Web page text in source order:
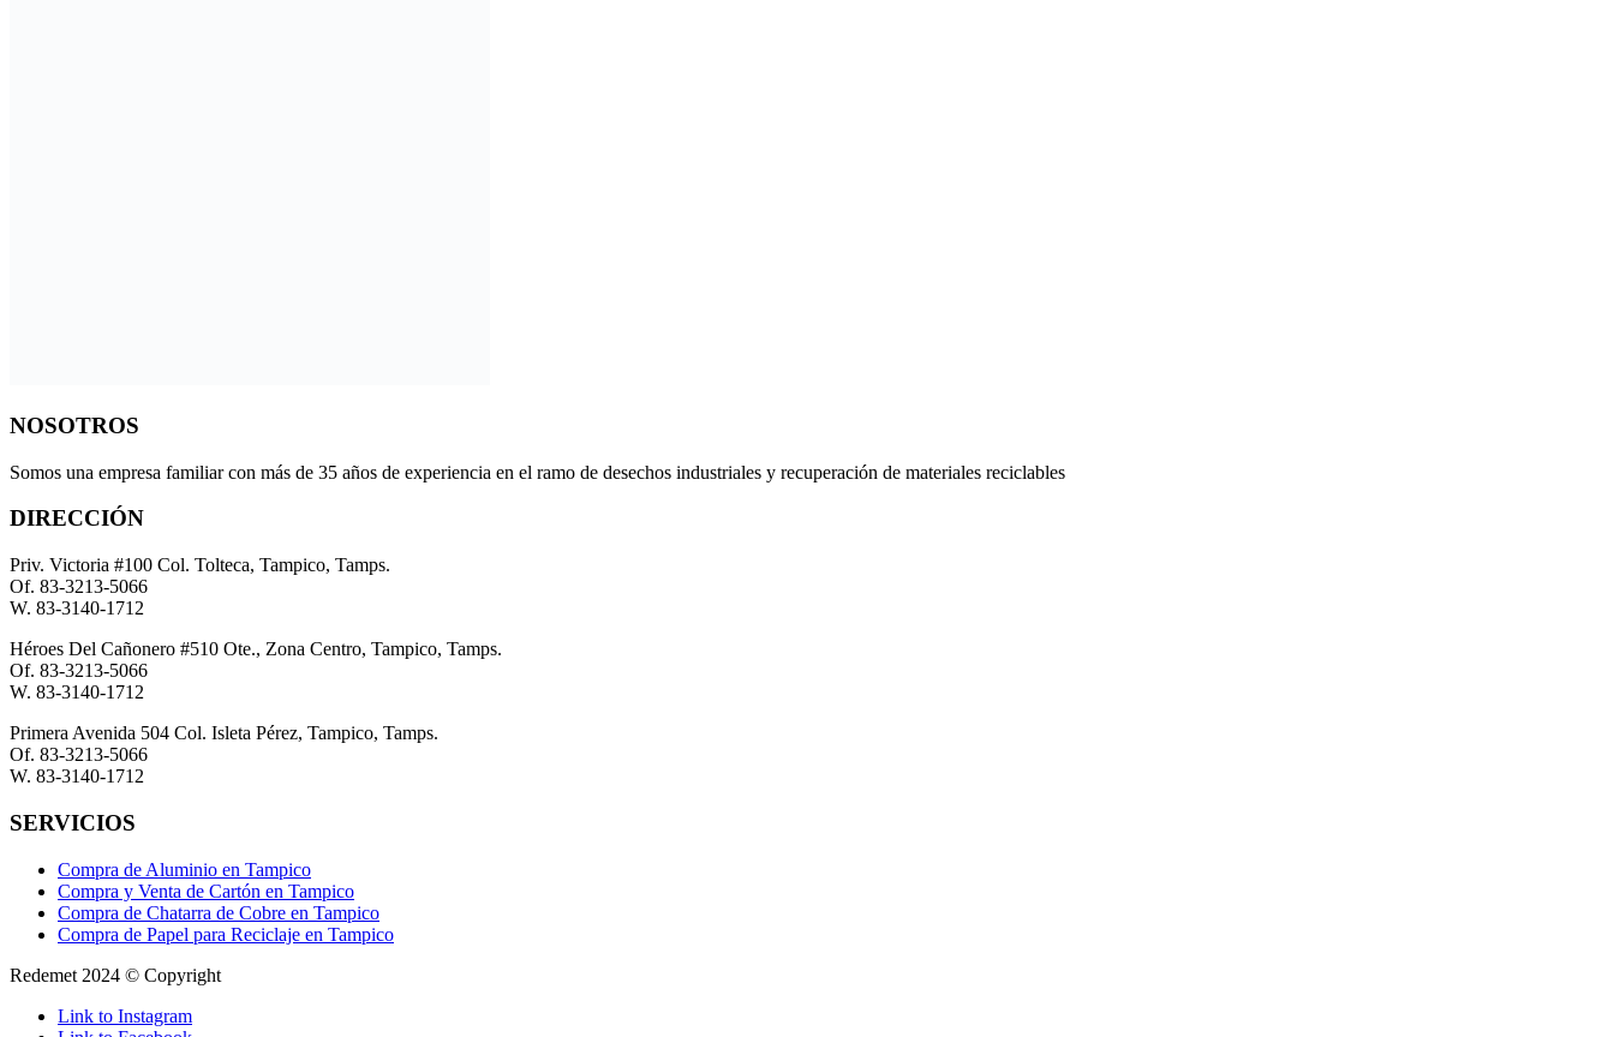
NOSOTROS
Somos una empresa familiar con más de 35 años de experiencia en el ramo de desechos industriales y recuperación de materiales reciclables
DIRECCIÓN
Priv. Victoria #100 Col. Tolteca, Tampico, Tamps.
Of. 83-3213-5066
W. 83-3140-1712
Héroes Del Cañonero #510 Ote., Zona Centro, Tampico, Tamps.
Of. 83-3213-5066
W. 83-3140-1712
Primera Avenida 504 Col. Isleta Pérez, Tampico, Tamps.
Of. 83-3213-5066
W. 83-3140-1712
SERVICIOS
Compra de Aluminio en Tampico
Compra y Venta de Cartón en Tampico
Compra de Chatarra de Cobre en Tampico
Compra de Papel para Reciclaje en Tampico
Redemet 2024 © Copyright
Link to Instagram